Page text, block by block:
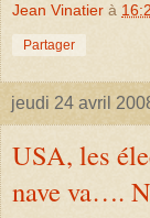
Jean Vinatier à
Partager
jeudi 24 avril
USA, les
nave va….